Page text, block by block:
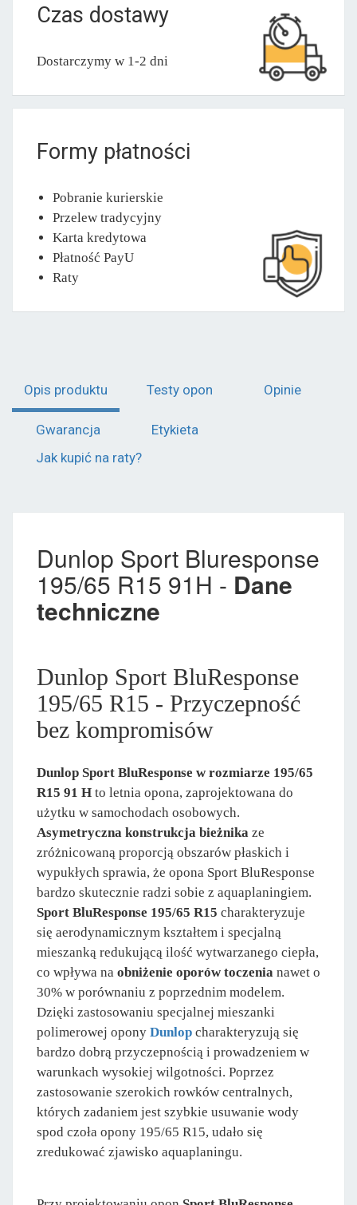
Czas dostawy
Dostarczymy w 1-2 dni
Formy płatności
Pobranie kurierskie
Przelew tradycyjny
Karta kredytowa
Płatność PayU
Raty
Opis produktu Testy opon Opinie
Gwarancja
Etykieta
Jak kupić na raty?
Dunlop Sport Bluresponse
195/65 R15 91H - Dane
techniczne
Dunlop Sport BluResponse
195/65 R15 - Przyczepność
bez kompromisów
Dunlop Sport BluResponse w rozmiarze 195/65
R15 91 H to letnia opona, zaprojektowana do
użytku w samochodach osobowych.
Asymetryczna konstrukcja bieżnika ze
zróżnicowaną proporcją obszarów płaskich i
wypukłych sprawia, że opona Sport BluResponse
bardzo skutecznie radzi sobie z aquaplaningiem.
Sport BluResponse 195/65 R15 charakteryzuje
się aerodynamicznym kształtem i specjalną
mieszanką redukującą ilość wytwarzanego ciepła,
co wpływa na obniżenie oporów toczenia nawet o
30% w porównaniu z poprzednim modelem.
Dzięki zastosowaniu specjalnej mieszanki
polimerowej opony Dunlop charakteryzują się
bardzo dobrą przyczepnością i prowadzeniem w
warunkach wysokiej wilgotności. Poprzez
zastosowanie szerokich rowków centralnych,
których zadaniem jest szybkie usuwanie wody
spod czoła opony 195/65 R15, udało się
zredukować zjawisko aquaplaningu.